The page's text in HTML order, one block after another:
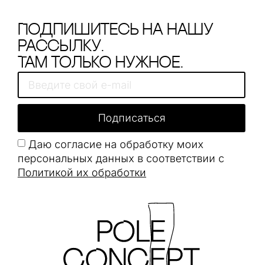
Подпишитесь на нашу
рассылку.
Там только нужное.
Даю согласие на обработку моих
персональных данных в соответствии с
Политикой их обработки
Подписаться